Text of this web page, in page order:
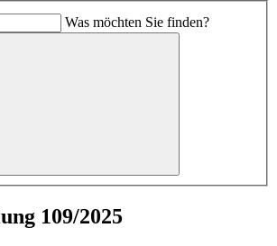
Was möchten Sie finden?
109/2025